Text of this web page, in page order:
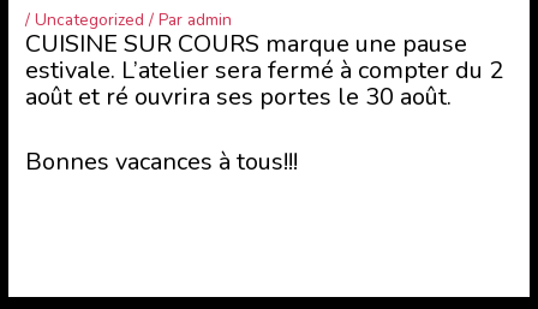
/Uncategorized / Par admin
CUISINE SUR COURS marque une pause
estivale. L’atelier sera fermé à compter du 2
août et ré ouvrira ses portes le 30 août.
Bonnes vacances à tous!!!